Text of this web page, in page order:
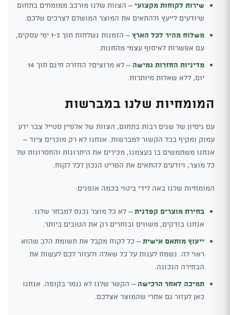
שירות לקוחות מקצועי– הצוות שלנו מורכב ממומחים בתחום
שיודעים לייעץ ולהתאים את המוצר המושלם לצרכים שלכם.
משלוח מהיר לכל הארץ
– הזמנות נשלחות תוך 1-3 ימי עסקים,
עם אפשרות לאיסוף עצמי מהחנות.
מדיניות החזרות גמישה
– לא מרוצים? החזרה חינם תוך 14
יום, ללא שאלות מיותרות.
המומחיות שלנו במברשות
עם ניסיון של שנים רבות בתחום, הצוות של אלפיין סטייל צבר ידע
עמוק ומקיף בכל הקשור למברשות. אנחנו לא רק מוכרים ציוד –
אנחנו משתמשים בו בעצמנו, מכירים את היתרונות והחסרונות של
כל מוצר, ויודעים להתאים את הפריט הנכון לכל לקוח.
המומחיות שלנו באה לידי ביטוי בכמה אופנים:
בחירת מוצרים קפדנית– לא כל מוצר נכנס למבחר שלנו.
אנחנו בודקים, משווים ובוחרים רק את הטובים ביותר.
ייעוץ מותאם אישית– כל לקוח מקבל את תשומת הלב שהוא
ראוי לה. נשמח לענות על כל שאלה ולעזור לכם לעשות את
הבחירה הנכונה.
תמיכה לאחר הרכישה – הקשר שלנו לא נגמר בקופה. אנחנו
כאן לעזור גם אחרי שהמוצר אצלכם.